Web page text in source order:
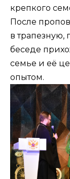
крепкого
После
в трапезную,
беседе
семье и её
опытом.